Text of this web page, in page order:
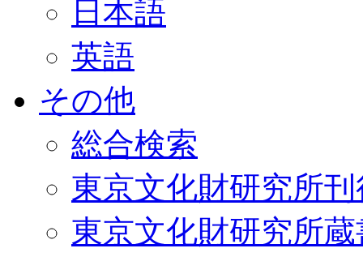
日本語
英語
その他
総合検索
東京文化財研究所
東京文化財研究所